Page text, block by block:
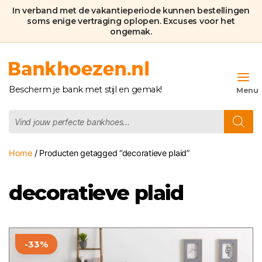
In verband met de vakantieperiode kunnen bestellingen
soms enige vertraging oplopen. Excuses voor het
ongemak.
Bankhoezen.nl
Bescherm je bank met stijl en gemak!
zoeken
Home/ Producten getagged “decoratieve plaid”
decoratieve plaid
-33%
Dit
product